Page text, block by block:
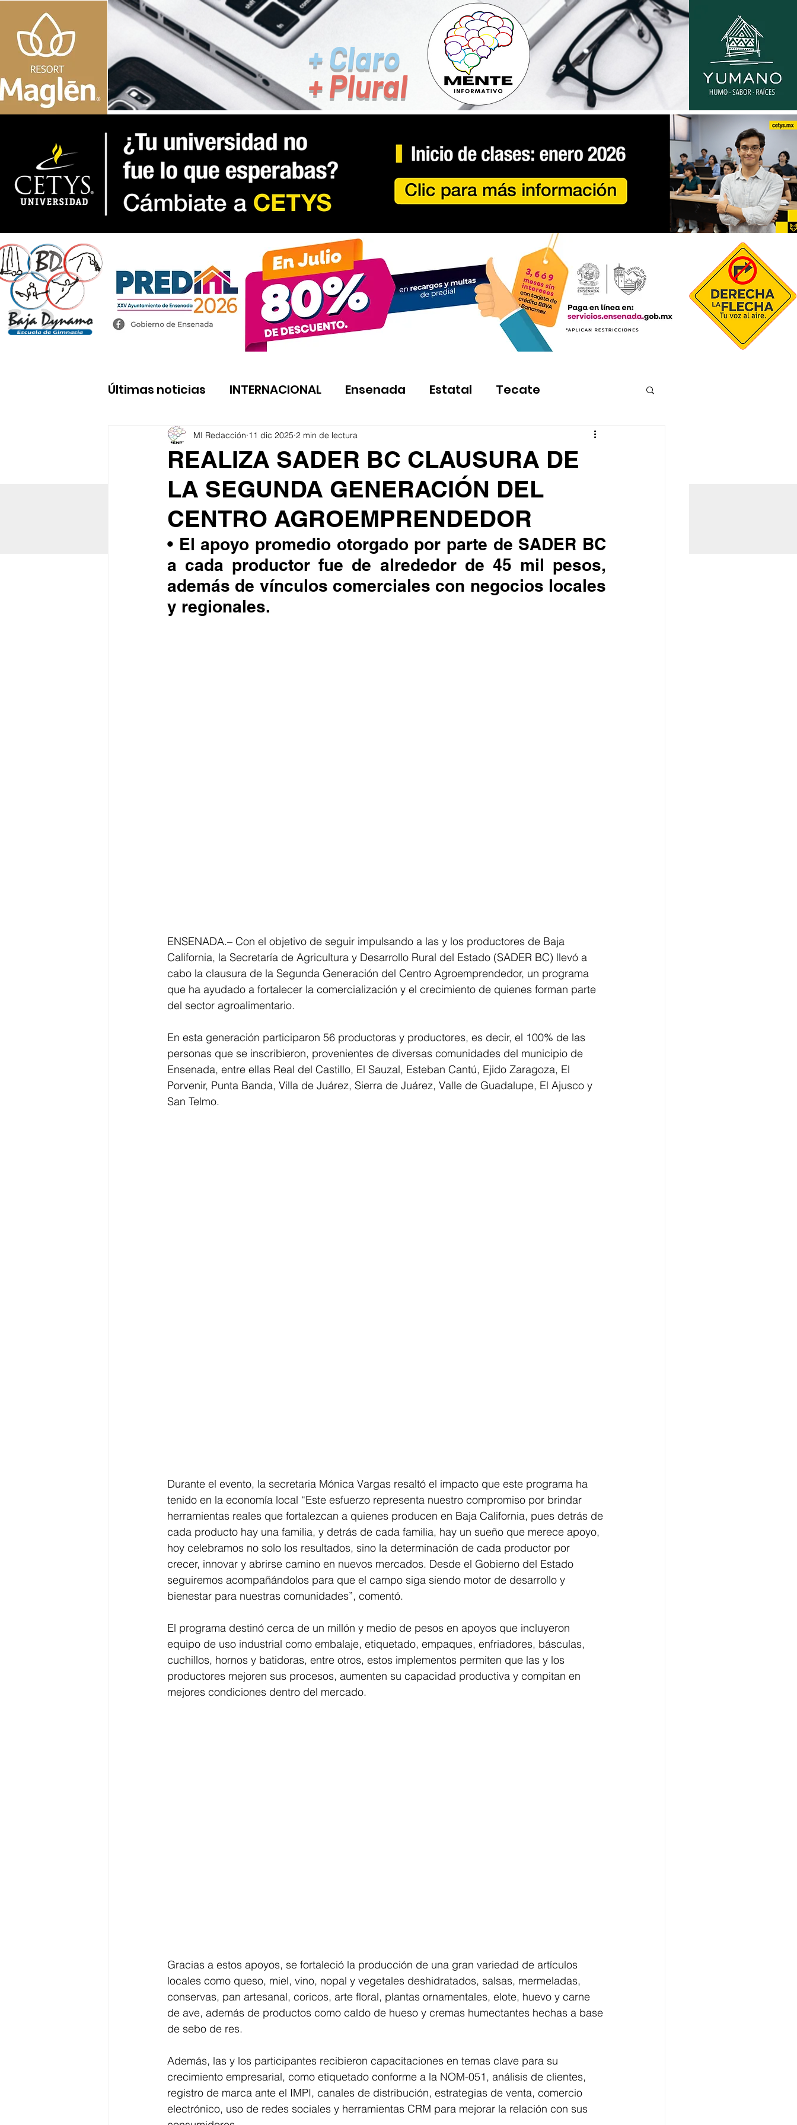
+ Claro
+ Plural
Últimas noticias INTERNACIONAL Ensenada Estatal Tecate
REALIZA SADER BC CLAUSURA DE
LA SEGUNDA GENERACIÓN DEL
CENTRO AGROEMPRENDEDOR
MI Redacción 11 dic 2025 2 min de lectura
• El apoyo promedio otorgado por parte de SADER BC
a cada productor fue de alrededor de 45 mil pesos,
además de vínculos comerciales con negocios locales
y regionales.
ENSENADA.– Con el objetivo de seguir impulsando a las y los productores de Baja
California, la Secretaría de Agricultura y Desarrollo Rural del Estado (SADER BC) llevó a
cabo la clausura de la Segunda Generación del Centro Agroemprendedor, un programa
que ha ayudado a fortalecer la comercialización y el crecimiento de quienes forman parte
del sector agroalimentario.
En esta generación participaron 56 productoras y productores, es decir, el 100% de las
personas que se inscribieron, provenientes de diversas comunidades del municipio de
Ensenada, entre ellas Real del Castillo, El Sauzal, Esteban Cantú, Ejido Zaragoza, El
Porvenir, Punta Banda, Villa de Juárez, Sierra de Juárez, Valle de Guadalupe, El Ajusco y
San Telmo.
Durante el evento, la secretaria Mónica Vargas resaltó el impacto que este programa ha
tenido en la economía local “Este esfuerzo representa nuestro compromiso por brindar
herramientas reales que fortalezcan a quienes producen en Baja California, pues detrás de
cada producto hay una familia, y detrás de cada familia, hay un sueño que merece apoyo,
hoy celebramos no solo los resultados, sino la determinación de cada productor por
crecer, innovar y abrirse camino en nuevos mercados. Desde el Gobierno del Estado
seguiremos acompañándolos para que el campo siga siendo motor de desarrollo y
bienestar para nuestras comunidades”, comentó.
El programa destinó cerca de un millón y medio de pesos en apoyos que incluyeron
equipo de uso industrial como embalaje, etiquetado, empaques, enfriadores, básculas,
cuchillos, hornos y batidoras, entre otros, estos implementos permiten que las y los
productores mejoren sus procesos, aumenten su capacidad productiva y compitan en
mejores condiciones dentro del mercado.
Gracias a estos apoyos, se fortaleció la producción de una gran variedad de artículos
locales como queso, miel, vino, nopal y vegetales deshidratados, salsas, mermeladas,
conservas, pan artesanal, coricos, arte floral, plantas ornamentales, elote, huevo y carne
de ave, además de productos como caldo de hueso y cremas humectantes hechas a base
de sebo de res.
Además, las y los participantes recibieron capacitaciones en temas clave para su
crecimiento empresarial, como etiquetado conforme a la NOM-051, análisis de clientes,
registro de marca ante el IMPI, canales de distribución, estrategias de venta, comercio
electrónico, uso de redes sociales y herramientas CRM para mejorar la relación con sus